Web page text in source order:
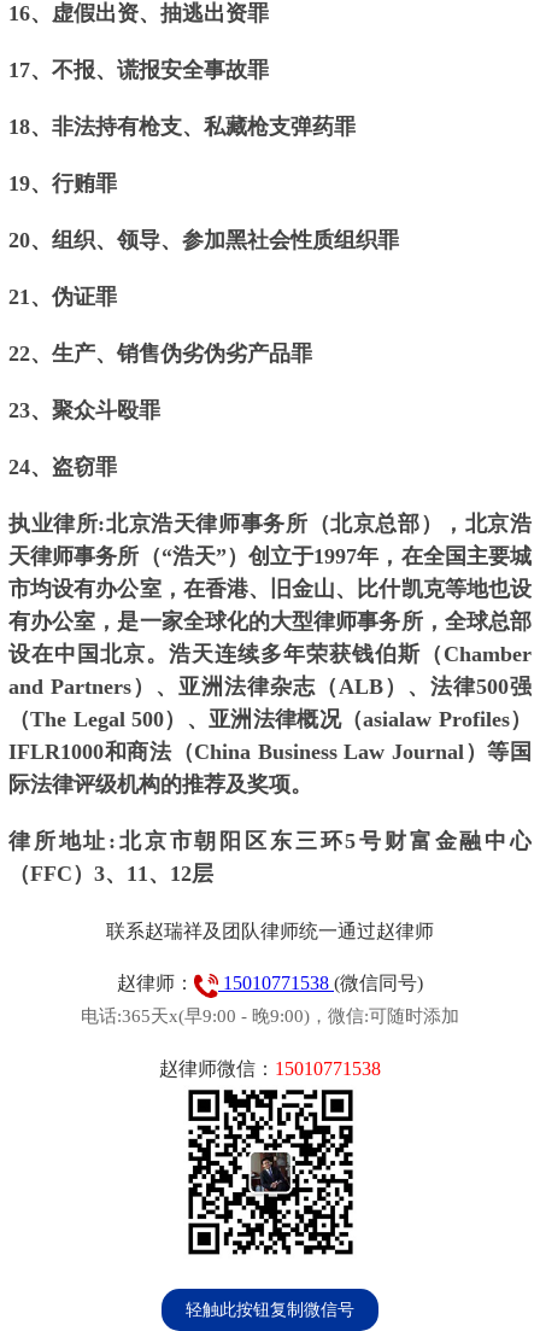
16、虚假出资、抽逃出资罪
17、不报、谎报安全事故罪
18、非法持有枪支、私藏枪支弹药罪
19、行贿罪
20、组织、领导、参加黑社会性质组织罪
21、伪证罪
22、生产、销售伪劣伪劣产品罪
23、聚众斗殴罪
24、盗窃罪
执业律所:北京浩天律师事务所（北京总部），北京浩
天律师事务所（“浩天”）创立于1997年，在全国主要城
市均设有办公室，在香港、旧金山、比什凯克等地也设
有办公室，是一家全球化的大型律师事务所，全球总部
设在中国北京。浩天连续多年荣获钱伯斯（Chamber
and Partners）、亚洲法律杂志（ALB）、法律500强
（The Legal 500）、亚洲法律概况（asialaw Profiles）
IFLR1000和商法（China Business Law Journal）等国
际法律评级机构的推荐及奖项。
律所地址:北京市朝阳区东三环5号财富金融中心
（FFC）3、11、12层
联系赵瑞祥及团队律师统一通过赵律师
赵律师： 15010771538 (微信同号)
电话:365天x(早9:00 - 晚9:00)，微信:可随时添加
赵律师微信： 15010771538
轻触此按钮复制微信号